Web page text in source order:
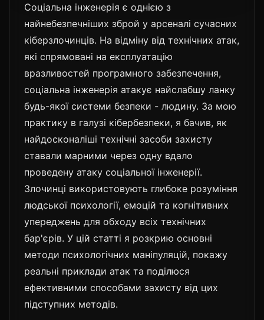
Соціальна інженерія є однією з
найнебезпечніших зброй у арсеналі сучасних
кіберзлочинців. На відміну від технічних атак,
які спрямовані на експлуатацію
вразливостей програмного забезпечення,
соціальна інженерія атакує найслабшу ланку
будь-якої системи безпеки - людину. За мою
практику в галузі кібербезпеки, я бачив, як
найдосконаліші технічні засоби захисту
ставали марними через одну вдало
проведену атаку соціальної інженерії.
Злочинці використовують глибоке розуміння
людської психології, емоцій та когнітивних
упереджень для обходу всіх технічних
бар'єрів. У цій статті я розкрию основні
методи психологічних маніпуляцій, покажу
реальні приклади атак та поділюся
ефективними способами захисту від цих
підступних методів.